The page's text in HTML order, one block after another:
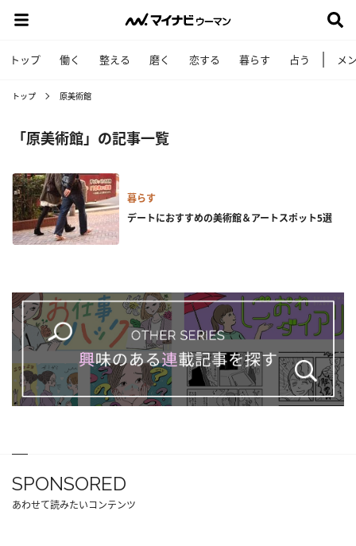
トップ 働く 整える 磨く 恋する 暮らす 占う メ
トップ 原美術館
「原美術館」の記事一覧
暮らす
デートにおすすめの美術館＆アートスポット5選
SPONSORED
あわせて読みたいコンテンツ